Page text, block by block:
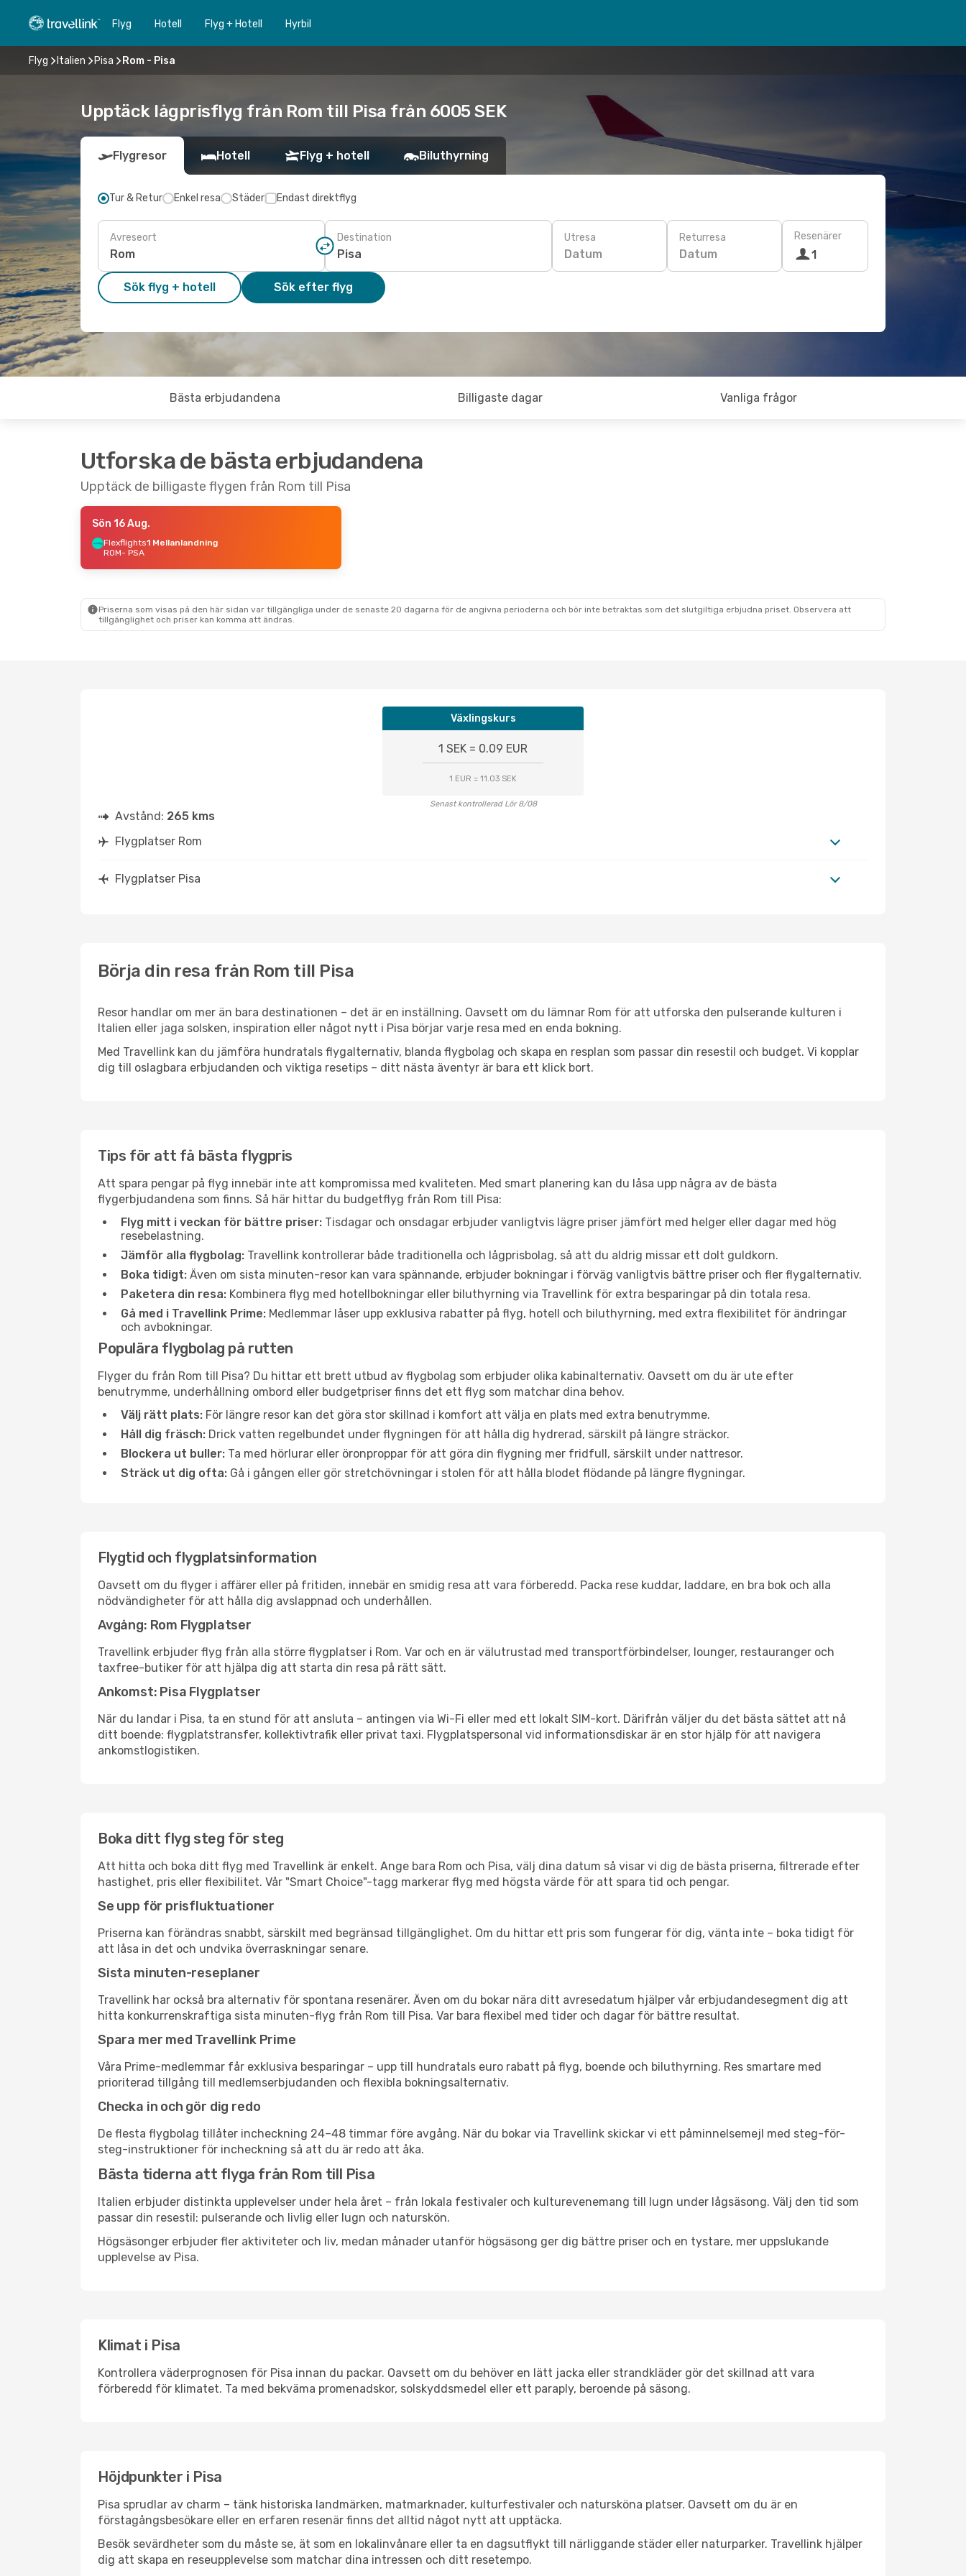
Flyg Hotell Flyg + Hotell Hyrbil
Flyg Italien Pisa Rom - Pisa
Upptäck lågprisflyg från Rom till Pisa från 6005 SEK
Flygresor Hotell Flyg + hotell Biluthyrning
Tur & Retur Enkel resa Städer Endast direktflyg
Avreseort Destination Utresa
Datum
Returresa
Datum
Resenärer
1
Sök flyg + hotell Sök efter flyg
Bästa erbjudandena Billigaste dagar Vanliga frågor
Utforska de bästa erbjudandena
Upptäck de billigaste flygen från Rom till Pisa
Sön 16 Aug.
Flexflights1 Mellanlandning
ROM- PSA
Priserna som visas på den här sidan var tillgängliga under de senaste 20 dagarna för de angivna perioderna och bör inte betraktas som det slutgiltiga erbjudna priset. Observera att
tillgänglighet och priser kan komma att ändras.
Växlingskurs
1 SEK = 0.09 EUR
1 EUR = 11.03 SEK
Senast kontrollerad Lör 8/08
Avstånd: 265 kms
Flygplatser Rom
Flygplatser Pisa
Börja din resa från Rom till Pisa
Resor handlar om mer än bara destinationen – det är en inställning. Oavsett om du lämnar Rom för att utforska den pulserande kulturen i
Italien eller jaga solsken, inspiration eller något nytt i Pisa börjar varje resa med en enda bokning.
Med Travellink kan du jämföra hundratals flygalternativ, blanda flygbolag och skapa en resplan som passar din resestil och budget. Vi kopplar
dig till oslagbara erbjudanden och viktiga resetips – ditt nästa äventyr är bara ett klick bort.
Tips för att få bästa flygpris
Att spara pengar på flyg innebär inte att kompromissa med kvaliteten. Med smart planering kan du låsa upp några av de bästa
flygerbjudandena som finns. Så här hittar du budgetflyg från Rom till Pisa:
Flyg mitt i veckan för bättre priser: Tisdagar och onsdagar erbjuder vanligtvis lägre priser jämfört med helger eller dagar med hög
resebelastning.
Jämför alla flygbolag: Travellink kontrollerar både traditionella och lågprisbolag, så att du aldrig missar ett dolt guldkorn.
Boka tidigt: Även om sista minuten-resor kan vara spännande, erbjuder bokningar i förväg vanligtvis bättre priser och fler flygalternativ.
Paketera din resa: Kombinera flyg med hotellbokningar eller biluthyrning via Travellink för extra besparingar på din totala resa.
Gå med i Travellink Prime: Medlemmar låser upp exklusiva rabatter på flyg, hotell och biluthyrning, med extra flexibilitet för ändringar
och avbokningar.
Populära flygbolag på rutten
Flyger du från Rom till Pisa? Du hittar ett brett utbud av flygbolag som erbjuder olika kabinalternativ. Oavsett om du är ute efter
benutrymme, underhållning ombord eller budgetpriser finns det ett flyg som matchar dina behov.
Välj rätt plats: För längre resor kan det göra stor skillnad i komfort att välja en plats med extra benutrymme.
Håll dig fräsch: Drick vatten regelbundet under flygningen för att hålla dig hydrerad, särskilt på längre sträckor.
Blockera ut buller: Ta med hörlurar eller öronproppar för att göra din flygning mer fridfull, särskilt under nattresor.
Sträck ut dig ofta: Gå i gången eller gör stretchövningar i stolen för att hålla blodet flödande på längre flygningar.
Flygtid och flygplatsinformation
Oavsett om du flyger i affärer eller på fritiden, innebär en smidig resa att vara förberedd. Packa rese kuddar, laddare, en bra bok och alla
nödvändigheter för att hålla dig avslappnad och underhållen.
Avgång: Rom Flygplatser
Travellink erbjuder flyg från alla större flygplatser i Rom. Var och en är välutrustad med transportförbindelser, lounger, restauranger och
taxfree-butiker för att hjälpa dig att starta din resa på rätt sätt.
Ankomst: Pisa Flygplatser
När du landar i Pisa, ta en stund för att ansluta – antingen via Wi-Fi eller med ett lokalt SIM-kort. Därifrån väljer du det bästa sättet att nå
ditt boende: flygplatstransfer, kollektivtrafik eller privat taxi. Flygplatspersonal vid informationsdiskar är en stor hjälp för att navigera
ankomstlogistiken.
Boka ditt flyg steg för steg
Att hitta och boka ditt flyg med Travellink är enkelt. Ange bara Rom och Pisa, välj dina datum så visar vi dig de bästa priserna, filtrerade efter
hastighet, pris eller flexibilitet. Vår "Smart Choice"-tagg markerar flyg med högsta värde för att spara tid och pengar.
Se upp för prisfluktuationer
Priserna kan förändras snabbt, särskilt med begränsad tillgänglighet. Om du hittar ett pris som fungerar för dig, vänta inte – boka tidigt för
att låsa in det och undvika överraskningar senare.
Sista minuten-reseplaner
Travellink har också bra alternativ för spontana resenärer. Även om du bokar nära ditt avresedatum hjälper vår erbjudandesegment dig att
hitta konkurrenskraftiga sista minuten-flyg från Rom till Pisa. Var bara flexibel med tider och dagar för bättre resultat.
Spara mer med Travellink Prime
Våra Prime-medlemmar får exklusiva besparingar – upp till hundratals euro rabatt på flyg, boende och biluthyrning. Res smartare med
prioriterad tillgång till medlemserbjudanden och flexibla bokningsalternativ.
Checka in och gör dig redo
De flesta flygbolag tillåter incheckning 24–48 timmar före avgång. När du bokar via Travellink skickar vi ett påminnelsemejl med steg-för-
steg-instruktioner för incheckning så att du är redo att åka.
Bästa tiderna att flyga från Rom till Pisa
Italien erbjuder distinkta upplevelser under hela året – från lokala festivaler och kulturevenemang till lugn under lågsäsong. Välj den tid som
passar din resestil: pulserande och livlig eller lugn och naturskön.
Högsäsonger erbjuder fler aktiviteter och liv, medan månader utanför högsäsong ger dig bättre priser och en tystare, mer uppslukande
upplevelse av Pisa.
Klimat i Pisa
Kontrollera väderprognosen för Pisa innan du packar. Oavsett om du behöver en lätt jacka eller strandkläder gör det skillnad att vara
förberedd för klimatet. Ta med bekväma promenadskor, solskyddsmedel eller ett paraply, beroende på säsong.
Höjdpunkter i Pisa
Pisa sprudlar av charm – tänk historiska landmärken, matmarknader, kulturfestivaler och natursköna platser. Oavsett om du är en
förstagångsbesökare eller en erfaren resenär finns det alltid något nytt att upptäcka.
Besök sevärdheter som du måste se, ät som en lokalinvånare eller ta en dagsutflykt till närliggande städer eller naturparker. Travellink hjälper
dig att skapa en reseupplevelse som matchar dina intressen och ditt resetempo.